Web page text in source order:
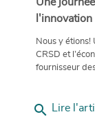
l'innovation
Nous y
CRSD et
fournisseur
search Lire